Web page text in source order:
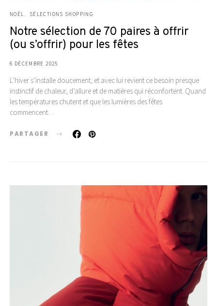
NOËL SÉLECTIONS SHOPPING
Notre sélection de 70 paires à offrir
(ou s’offrir) pour les fêtes
6 DÉCEMBRE 2025
L’hiver s’installe doucement, et avec lui revient ce besoin presque
instinctif de chaleur, d’allure et de matières qui réconfortent. Quand
les températures chutent et que les lumières des fêtes
commencent…
PARTAGER